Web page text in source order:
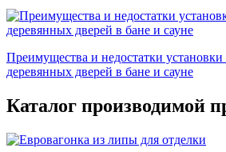
Преимущества и недостатки
деревянных дверей в бане и сауне
Каталог производимой